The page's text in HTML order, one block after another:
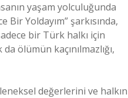
yaşam yolculuğunda
Bir Yoldayım” şarkısında,
bir Türk halkı için
ölümün kaçınılmazlığı,
değerlerini ve halkın